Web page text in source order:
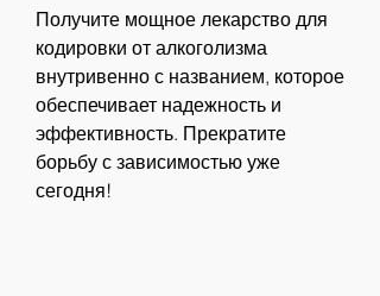
Получите мощное лекарство для
кодировки от алкоголизма
внутривенно с названием, которое
обеспечивает надежность и
эффективность. Прекратите
борьбу с зависимостью уже
сегодня!